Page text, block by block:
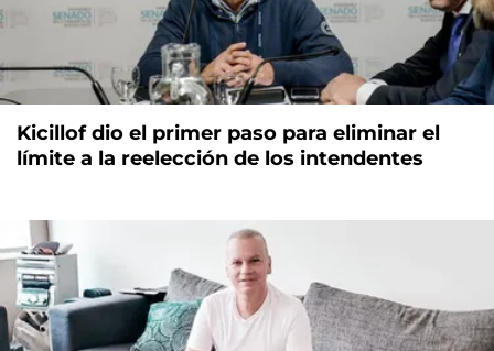
Kicillof dio el primer paso para eliminar el
límite a la reelección de los intendentes